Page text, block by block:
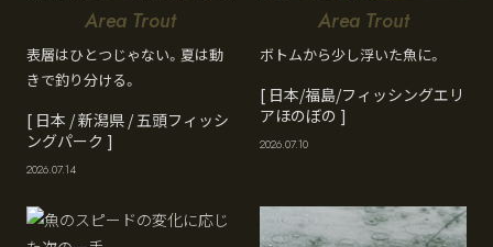
Area Trout
表層はひとつじゃない。夏は動
きで釣り分ける。
[ 日本 / 新潟県 / 五頭フィッシ
ングパーク ]
2026.07.14
Area Trout
ボトムから少し浮いた魚に。
[ 日本/福島/フィッシングエリ
アほのぼの ]
2026.07.10